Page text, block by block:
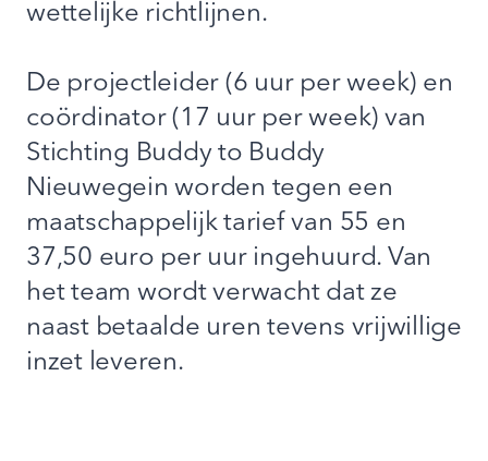
wettelijke richtlijnen.
De projectleider (6 uur per week) en
coördinator (17 uur per week) van
Stichting Buddy to Buddy
Nieuwegein worden tegen een
maatschappelijk tarief van 55 en
37,50 euro per uur ingehuurd. Van
het team wordt verwacht dat ze
naast betaalde uren tevens vrijwillige
inzet leveren.